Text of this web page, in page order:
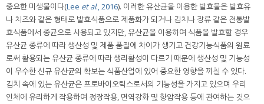
중요한 미생물이다(Lee et al., 2016). 이러한 유산균을 이용한 발효물은 발효유
나 치즈와 같은 형태로 발효식품으로 제품화가 되거나 김치나 장류 같은 전통발
효식품에서 종균으로 사용되고 있지만, 유산균을 이용하여 식품을 발효할 경우
유산균 종류에 따라 생산성 및 제품 품질에 차이가 생기고 건강기능식품의 원료
로써 활용되는 유산균 종류에 따라 생리활성이 다르기 때문에 생산성 및 기능성
이 우수한 신규 유산균의 확보는 식품산업에 있어 중요한 영향을 끼칠 수 있다.
김치 속에 있는 유산균은 프로바이오틱스로서의 기능성을 가지고 있으며 우리
인체에 유리하게 작용하여 정장작용, 면역강화 및 항암작용 등에 관여하는 것으